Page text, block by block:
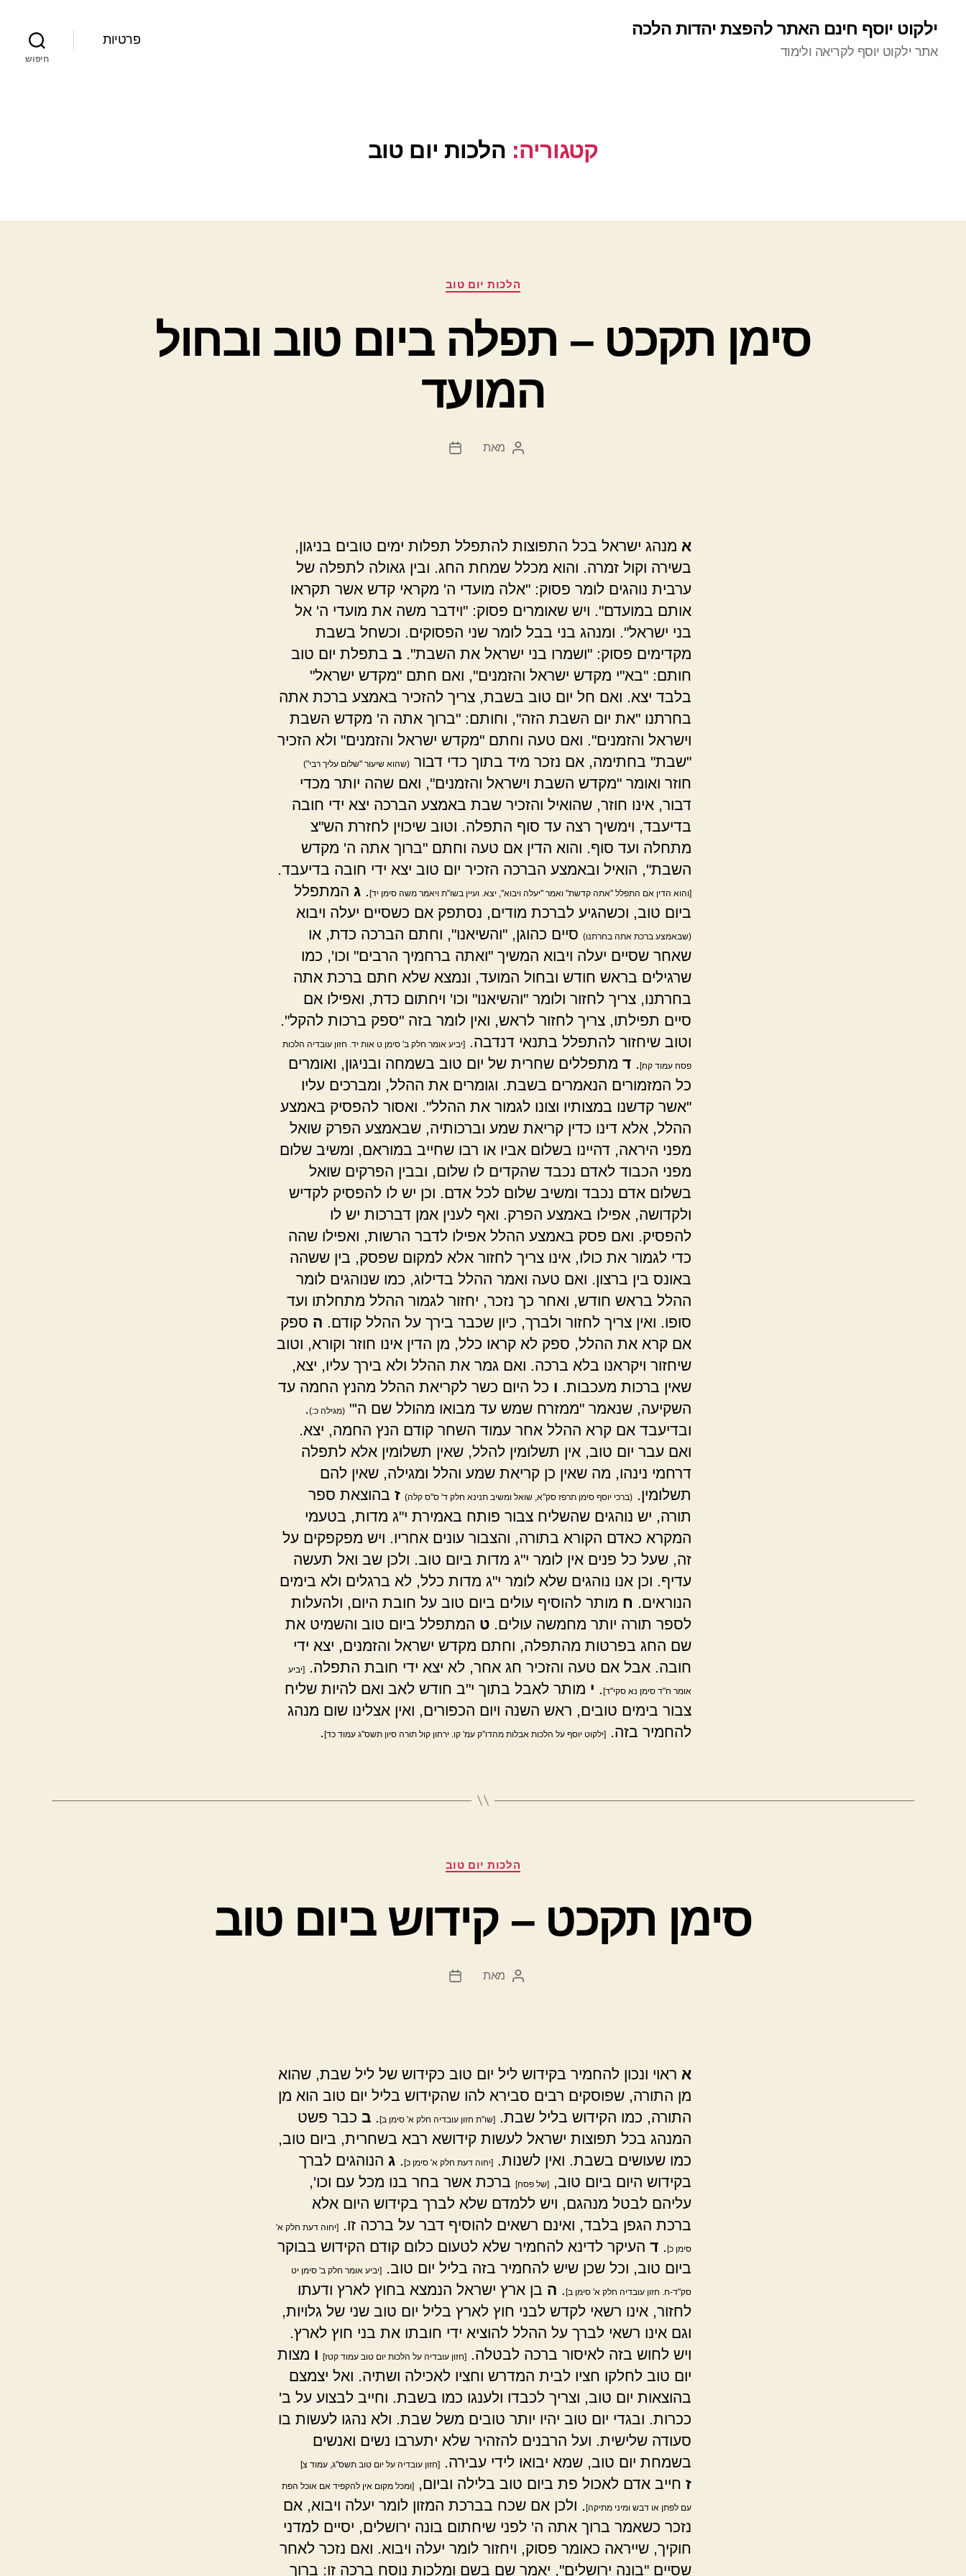
ילקוט יוסף חינם האתר להפצת יהדות הלכה
אתר ילקוט יוסף לקריאה ולימוד
פרטיות
חיפוש
קטגוריה: הלכות יום טוב
קטגוריות
הלכות יום טוב
סימן תקכט – תפלה ביום טוב ובחול
המועד
המחבר
מאת
תאריך
א מנהג ישראל בכל התפוצות להתפלל תפלות ימים טובים בניגון,
בשירה וקול זמרה. והוא מכלל שמחת החג. ובין גאולה לתפלה של
ערבית נוהגים לומר פסוק: "אלה מועדי ה' מקראי קדש אשר תקראו
אותם במועדם". ויש שאומרים פסוק: "וידבר משה את מועדי ה' אל
בני ישראל". ומנהג בני בבל לומר שני הפסוקים. וכשחל בשבת
מקדימים פסוק: "ושמרו בני ישראל את השבת". ב בתפלת יום טוב
חותם: "בא"י מקדש ישראל והזמנים", ואם חתם "מקדש ישראל"
בלבד יצא. ואם חל יום טוב בשבת, צריך להזכיר באמצע ברכת אתה
בחרתנו "את יום השבת הזה", וחותם: "ברוך אתה ה' מקדש השבת
וישראל והזמנים". ואם טעה וחתם "מקדש ישראל והזמנים" ולא הזכיר
"שבת" בחתימה, אם נזכר מיד בתוך כדי דבור (שהוא שיעור "שלום עליך רבי")
חוזר ואומר "מקדש השבת וישראל והזמנים", ואם שהה יותר מכדי
דבור, אינו חוזר, שהואיל והזכיר שבת באמצע הברכה יצא ידי חובה
בדיעבד, וימשיך רצה עד סוף התפלה. וטוב שיכוין לחזרת הש"צ
מתחלה ועד סוף. והוא הדין אם טעה וחתם "ברוך אתה ה' מקדש
השבת", הואיל ובאמצע הברכה הזכיר יום טוב יצא ידי חובה בדיעבד.
[והוא הדין אם התפלל "אתה קדשת" ואמר "יעלה ויבוא", יצא. ועיין בשו"ת ויאמר משה סימן יד] ג המתפלל
ביום טוב, וכשהגיע לברכת מודים, נסתפק אם כשסיים יעלה ויבוא
(שבאמצע ברכת אתה בחרתנו) סיים כהוגן, "והשיאנו", וחתם הברכה כדת, או
שאחר שסיים יעלה ויבוא המשיך "ואתה ברחמיך הרבים" וכו', כמו
שרגילים בראש חודש ובחול המועד, ונמצא שלא חתם ברכת אתה
בחרתנו, צריך לחזור ולומר "והשיאנו" וכו' ויחתום כדת, ואפילו אם
סיים תפילתו, צריך לחזור לראש, ואין לומר בזה "ספק ברכות להקל".
וטוב שיחזור להתפלל בתנאי דנדבה.
[יביע אומר חלק ב' סימן ט אות יד. חזון עובדיה הלכות
פסח עמוד קח] ד מתפללים שחרית של יום טוב בשמחה ובניגון, ואומרים
כל המזמורים הנאמרים בשבת. וגומרים את ההלל, ומברכים עליו
"אשר קדשנו במצותיו וצונו לגמור את ההלל". ואסור להפסיק באמצע
ההלל, אלא דינו כדין קריאת שמע וברכותיה, שבאמצע הפרק שואל
מפני היראה, דהיינו בשלום אביו או רבו שחייב במוראם, ומשיב שלום
מפני הכבוד לאדם נכבד שהקדים לו שלום, ובבין הפרקים שואל
בשלום אדם נכבד ומשיב שלום לכל אדם. וכן יש לו להפסיק לקדיש
ולקדושה, אפילו באמצע הפרק. ואף לענין אמן דברכות יש לו
להפסיק. ואם פסק באמצע ההלל אפילו לדבר הרשות, ואפילו שהה
כדי לגמור את כולו, אינו צריך לחזור אלא למקום שפסק, בין ששהה
באונס בין ברצון. ואם טעה ואמר ההלל בדילוג, כמו שנוהגים לומר
ההלל בראש חודש, ואחר כך נזכר, יחזור לגמור ההלל מתחלתו ועד
סופו. ואין צריך לחזור ולברך, כיון שכבר בירך על ההלל קודם. ה ספק
אם קרא את ההלל, ספק לא קראו כלל, מן הדין אינו חוזר וקורא, וטוב
שיחזור ויקראנו בלא ברכה. ואם גמר את ההלל ולא בירך עליו, יצא,
שאין ברכות מעכבות. ו כל היום כשר לקריאת ההלל מהנץ החמה עד
השקיעה, שנאמר "ממזרח שמש עד מבואו מהולל שם ה'" (מגילה כ:)
ובדיעבד אם קרא ההלל אחר עמוד השחר קודם הנץ החמה, יצא.
ואם עבר יום טוב, אין תשלומין להלל, שאין תשלומין אלא לתפלה
דרחמי נינהו, מה שאין כן קריאת שמע והלל ומגילה, שאין להם
תשלומין.
(ברכי יוסף סימן תרפז סק"א, שואל ומשיב תנינא חלק ד' ס"ס קלה) ז בהוצאת ספר
תורה, יש נוהגים שהשליח צבור פותח באמירת י"ג מדות, בטעמי
המקרא כאדם הקורא בתורה, והצבור עונים אחריו. ויש מפקפקים על
זה, שעל כל פנים אין לומר י"ג מדות ביום טוב. ולכן שב ואל תעשה
עדיף. וכן אנו נוהגים שלא לומר י"ג מדות כלל, לא ברגלים ולא בימים
הנוראים. ח מותר להוסיף עולים ביום טוב על חובת היום, ולהעלות
לספר תורה יותר מחמשה עולים. ט המתפלל ביום טוב והשמיט את
שם החג בפרטות מהתפלה, וחתם מקדש ישראל והזמנים, יצא ידי
חובה. אבל אם טעה והזכיר חג אחר, לא יצא ידי חובת התפלה.
[יביע
אומר ח"ד סימן נא סקי"ד] י מותר לאבל בתוך י"ב חודש לאב ואם להיות שליח
צבור בימים טובים, ראש השנה ויום הכפורים, ואין אצלינו שום מנהג
להחמיר בזה.
[ילקוט יוסף על הלכות אבלות מהדו"ק עמ' קו. ירחון קול תורה סיון תשס"ג עמוד כד]
הלכות יום טוב
סימן תקכט – קידוש ביום טוב
המחבר
מאת
תאריך
א ראוי ונכון להחמיר בקידוש ליל יום טוב כקידוש של ליל שבת, שהוא
מן התורה, שפוסקים רבים סבירא להו שהקידוש בליל יום טוב הוא מן
התורה, כמו הקידוש בליל שבת.
[שו"ת חזון עובדיה חלק א' סימן ב] . ב כבר פשט
המנהג בכל תפוצות ישראל לעשות קידושא רבא בשחרית, ביום טוב,
כמו שעושים בשבת. ואין לשנות.
[יחוה דעת חלק א' סימן כ] . ג הנוהגים לברך
בקידוש היום ביום טוב,
[של פסח]
ברכת אשר בחר בנו מכל עם וכו',
עליהם לבטל מנהגם, ויש ללמדם שלא לברך בקידוש היום אלא
ברכת הגפן בלבד, ואינם רשאים להוסיף דבר על ברכה זו.
[יחוה דעת חלק א'
סימן כ] . ד העיקר לדינא להחמיר שלא לטעום כלום קודם הקידוש בבוקר
ביום טוב, וכל שכן שיש להחמיר בזה בליל יום טוב.
[יביע אומר חלק ב' סימן יט
סק"ד-ח. חזון עובדיה חלק א' סימן ב] . ה בן ארץ ישראל הנמצא בחוץ לארץ ודעתו
לחזור, אינו רשאי לקדש לבני חוץ לארץ בליל יום טוב שני של גלויות,
וגם אינו רשאי לברך על ההלל להוציא ידי חובתו את בני חוץ לארץ.
ויש לחוש בזה לאיסור ברכה לבטלה.
[חזון עובדיה על הלכות יום טוב עמוד קטז] ו מצות
יום טוב לחלקו חציו לבית המדרש וחציו לאכילה ושתיה. ואל יצמצם
בהוצאות יום טוב, וצריך לכבדו ולענגו כמו בשבת. וחייב לבצוע על ב'
ככרות. ובגדי יום טוב יהיו יותר טובים משל שבת. ולא נהגו לעשות בו
סעודה שלישית. ועל הרבנים להזהיר שלא יתערבו נשים ואנשים
בשמחת יום טוב, שמא יבואו לידי עבירה.
[חזון עובדיה על יום טוב תשס"ג, עמוד צ]
ז חייב אדם לאכול פת ביום טוב בלילה וביום, [ומכל מקום אין להקפיד אם אוכל הפת
עם לפתן או דבש ומיני מתיקה] . ולכן אם שכח בברכת המזון לומר יעלה ויבוא, אם
נזכר כשאמר ברוך אתה ה' לפני שיחתום בונה ירושלים, יסיים למדני
חוקיך, שייראה כאומר פסוק, ויחזור לומר יעלה ויבוא. ואם נזכר לאחר
שסיים "בונה ירושלים", יאמר שם בשם ומלכות נוסח ברכה זו: ברוך